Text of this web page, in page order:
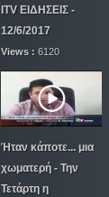
ITV ΕΙΔΗΣΕΙΣ -
12/6/2017
Views :6120
Ήταν κάποτε... μια
χωματερή - Την
Τετάρτη η